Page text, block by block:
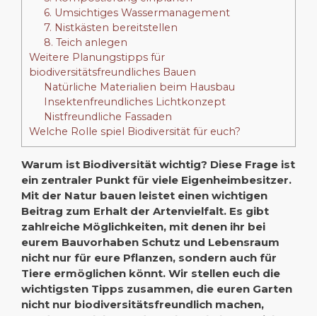
6. Umsichtiges Wassermanagement
7. Nistkästen bereitstellen
8. Teich anlegen
Weitere Planungstipps für
biodiversitätsfreundliches Bauen
Natürliche Materialien beim Hausbau
Insektenfreundliches Lichtkonzept
Nistfreundliche Fassaden
Welche Rolle spiel Biodiversität für euch?
Warum ist Biodiversität wichtig? Diese Frage ist
ein zentraler Punkt für viele Eigenheimbesitzer.
Mit der Natur bauen leistet einen wichtigen
Beitrag zum Erhalt der Artenvielfalt. Es gibt
zahlreiche Möglichkeiten, mit denen ihr bei
eurem Bauvorhaben Schutz und Lebensraum
nicht nur für eure Pflanzen, sondern auch für
Tiere ermöglichen könnt. Wir stellen euch die
wichtigsten Tipps zusammen, die euren Garten
nicht nur biodiversitätsfreundlich machen,